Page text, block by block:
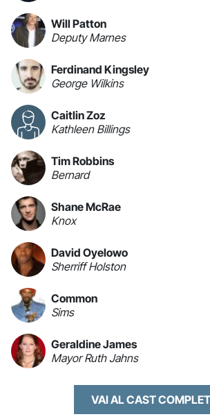
Will Patton
Deputy Marnes
Ferdinand Kingsley
George Wilkins
Caitlin Zoz
Kathleen Billings
Tim Robbins
Bernard
Shane McRae
Knox
David Oyelowo
Sherriff Holston
Common
Sims
Geraldine James
Mayor Ruth Jahns
VAI AL CAST